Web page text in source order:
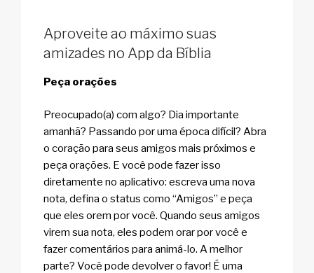
Aproveite ao máximo suas
amizades no App da Bíblia
Peça orações
Preocupado(a) com algo? Dia importante
amanhã? Passando por uma época difícil? Abra
o coração para seus amigos mais próximos e
peça orações. E você pode fazer isso
diretamente no aplicativo: escreva uma nova
nota, defina o status como “Amigos” e peça
que eles orem por você. Quando seus amigos
virem sua nota, eles podem orar por você e
fazer comentários para animá-lo. A melhor
parte? Você pode devolver o favor! É uma